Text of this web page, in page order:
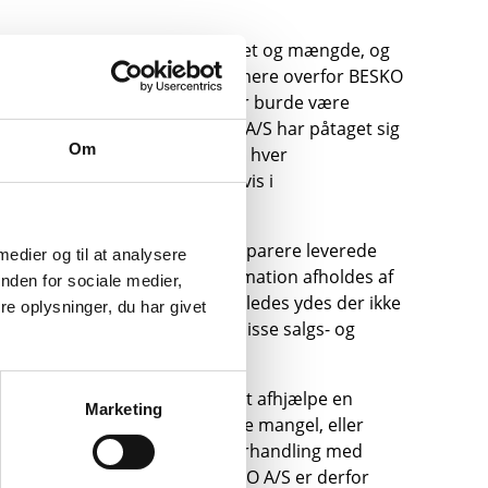
Om
og til at analysere
for sociale medier,
oplysninger, du har givet
Marketing
svarer til den aftalte kvalitet og mængde, og
straks skriftligt reklamere overfor BESKO
efter, at manglen er eller burde være
medmindre BESKO A/S har påtaget sig
overholdt, mister køberen hver
hos køberen – eksempelvis i
reparere eller lade reparere leverede
med berettiget reklamation afholdes af
den mangelfulde varer. Ligeledes ydes der ikke
jf. også punkt 13 i disse salgs- og
er i intet tilfælde forpligtet til at afhjælpe en
A/S ikke ønsker at afhjælpe mangel, eller
Indleder BESKO A/S forhandling med
kendt reklamationen. BESKO A/S er derfor